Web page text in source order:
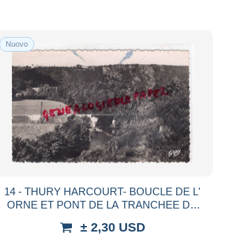
Nuovo
14 - THURY HARCOURT- BOUCLE DE L'
ORNE ET PONT DE LA TRANCHEE DU
± 2,30 USD